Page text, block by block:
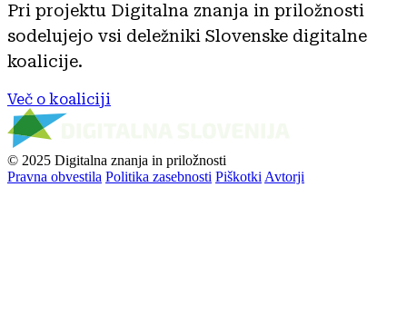
Pri projektu Digitalna znanja in priložnosti
sodelujejo vsi deležniki Slovenske digitalne
koalicije.
Več o koaliciji
© 2025 Digitalna znanja in priložnosti
Pravna obvestila Politika zasebnosti Piškotki Avtorji